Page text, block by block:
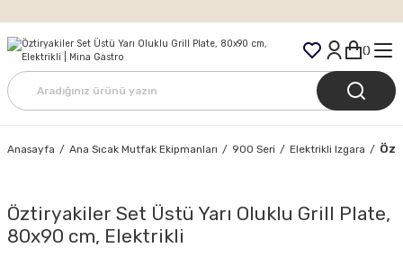
Tüm Siparişlerde Ücretsiz Kargo
Anasayfa Ana Sıcak Mutfak Ekipmanları 900 Seri Elektrikli Izgara
Öztiryakiler Set Üstü Yarı Oluklu Grill Plate,
80x90 cm, Elektrikli